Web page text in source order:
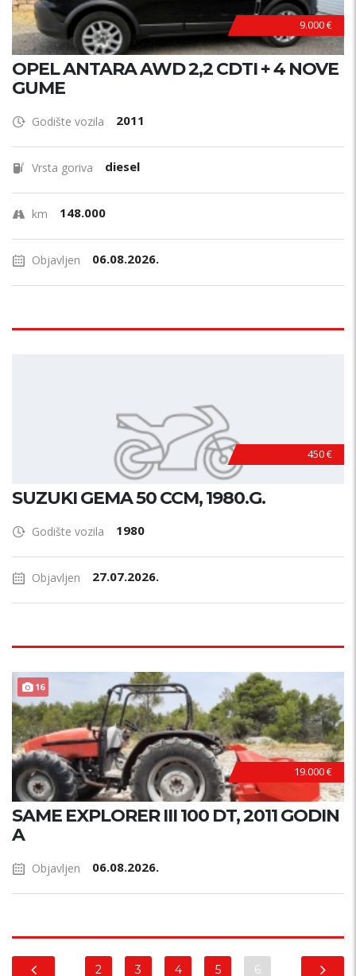
9.000 €
OPEL ANTARA AWD 2,2 CDTI + 4 NOVE
GUME
Godište vozila 2011
Vrsta goriva diesel
km 148.000
Objavljen 06.08.2026.
450 €
SUZUKI GEMA 50 CCM, 1980.G.
Godište vozila 1980
Objavljen 27.07.2026.
16
19.000 €
SAME EXPLORER III 100 DT, 2011 GODIN
A
Objavljen 06.08.2026.
2 3 4 5 6